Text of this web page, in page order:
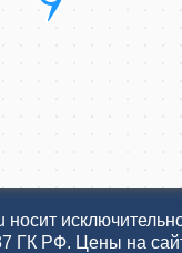
ГК РФ. Цены на